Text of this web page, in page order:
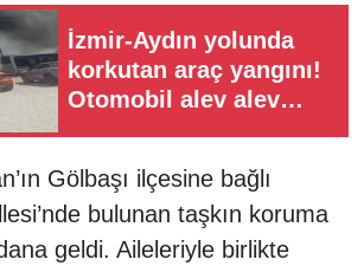
İzmir-Aydın yolunda
korkutan araç yangını!
Otomobil alev alev
Gölbaşı ilçesine bağlı
bulunan taşkın koruma
geldi. Aileleriyle birlikte